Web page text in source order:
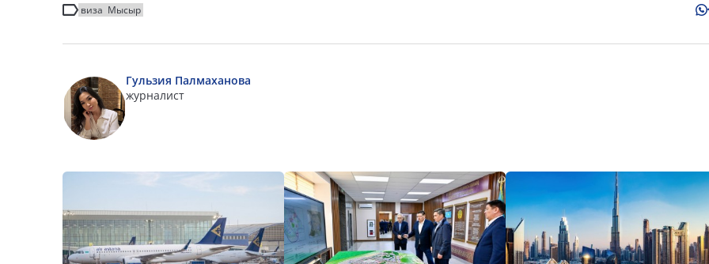
виза Мысыр
Гульзия Палмаханова
журналист